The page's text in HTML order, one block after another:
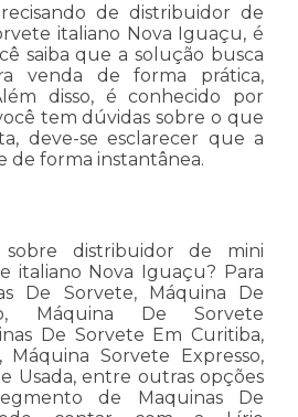
de distribuidor de
italiano Nova Iguaçu, é
saiba que a solução busca
venda de forma prática,
disso, é conhecido por
tem dúvidas sobre o que
deve-se esclarecer que a
de forma instantânea.
distribuidor de mini
italiano Nova Iguaçu? Para
De Sorvete, Máquina De
Máquina De Sorvete
De Sorvete Em Curitiba,
Máquina Sorvete Expresso,
Usada, entre outras opções
de Maquinas De